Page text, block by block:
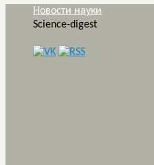
Новости науки
Science-digest